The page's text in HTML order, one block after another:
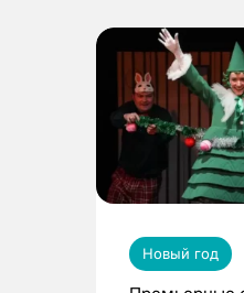
Новый год